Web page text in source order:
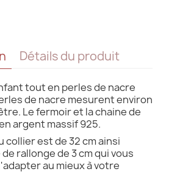
Détails du produit
tout en perles de nacre
de nacre mesurent environ
Le fermoir et la chaine de
argent massif 925.
collier est de 32 cm ainsi
rallonge de 3 cm qui vous
au mieux à votre